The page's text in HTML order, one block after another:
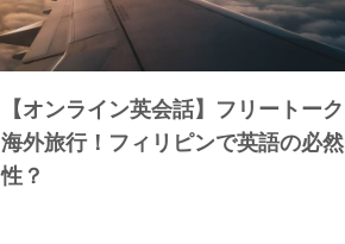
【オンライン英会話】フリートーク
海外旅行！フィリピンで英語の必然
性？